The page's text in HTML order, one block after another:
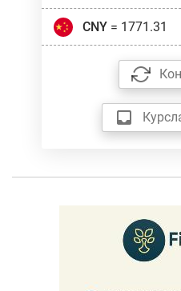
CNY= 1771.31